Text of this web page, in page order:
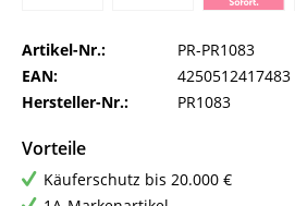
Artikel-Nr.:
PR-PR1083
EAN:
4250512417483
Hersteller-Nr.:
PR1083
Vorteile
Käuferschutz bis 20.000 €